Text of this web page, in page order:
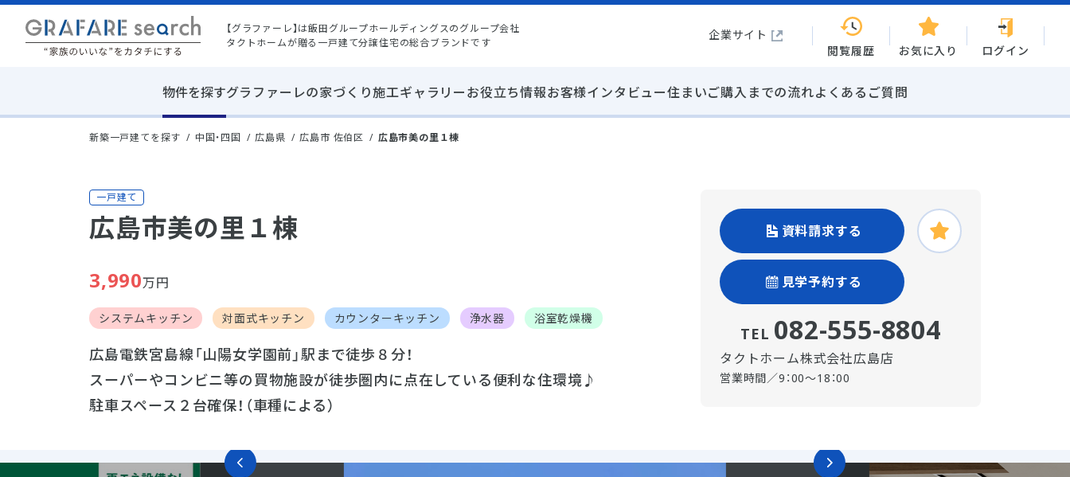
【グラファーレ】は飯田グループホールディングスのグループ会社
タクトホームが贈る一戸建て分譲住宅の総合ブランドです
企業サイト
閲覧履歴
お気に入り ログイン
物件を探すグラファーレの家づくり施工ギャラリーお役立ち情報お客様インタビュー住まいご購入までの流れよくあるご質問
新築一戸建てを探す 中国・四国 広島県 広島市 佐伯区 広島市美の里１棟
一戸建て
広島市美の里１棟
3,990万円
システムキッチン 対面式キッチン カウンターキッチン 浄水器 浴室乾燥機
広島電鉄宮島線「山陽女学園前」駅まで徒歩８分！
スーパーやコンビニ等の買物施設が徒歩圏内に点在している便利な住環境♪
駐車スペース２台確保！（車種による）
資料請求する
見学予約する
TEL 082-555-8804
タクトホーム株式会社広島店
営業時間／9：00～18：00